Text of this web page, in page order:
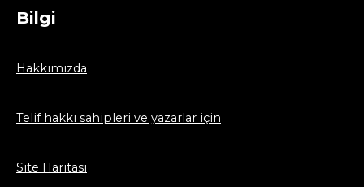
Bilgi
Hakkımızda
Telif hakkı sahipleri ve yazarlar için
Site Haritası